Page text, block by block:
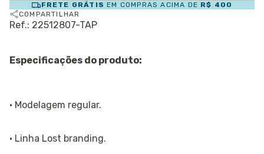
FRETE GRÁTIS EM COMPRAS ACIMA DE R$ 400
COMPARTILHAR
Ref.: 22512807-TAP
Especificações do produto:
· Modelagem regular.
· Linha Lost branding.